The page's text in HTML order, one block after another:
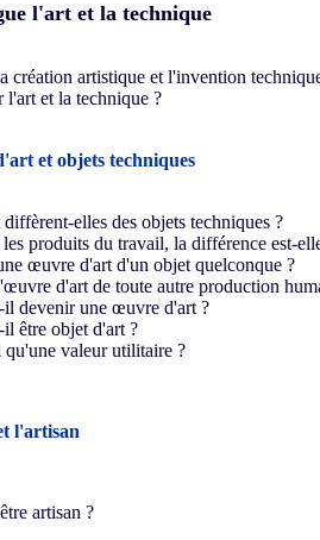
l'art et la technique
création artistique et l'invention
et la technique ?
et objets techniques
elles des objets techniques ?
produits du travail, la différence est-
œuvre d'art d'un objet quelconque ?
d'art de toute autre production
devenir une œuvre d'art ?
être objet d'art ?
valeur utilitaire ?
l'artisan
artisan ?